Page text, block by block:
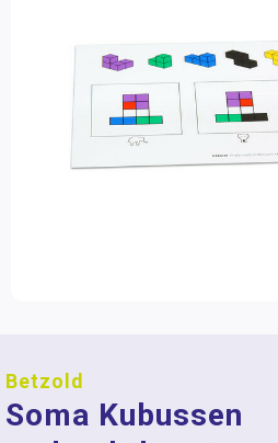
Betzold
Soma Kubussen